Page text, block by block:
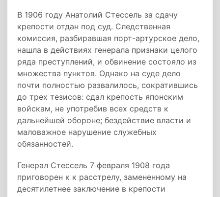
В 1906 году Анатолий Стессель за сдачу
крепости отдан под суд. Следственная
комиссия, разбиравшая порт-артурское дело,
нашла в действиях генерала признаки целого
ряда преступлений, и обвинение состояло из
множества пунктов. Однако на суде дело
почти полностью развалилось, сократившись
до трех тезисов: сдал крепость японским
войскам, не употребив всех средств к
дальнейшей обороне; бездействие власти и
маловажное нарушение служебных
обязанностей.
Генерал Стессель 7 февраля 1908 года
приговорен к к расстрелу, замененному на
десятилетнее заключение в крепости